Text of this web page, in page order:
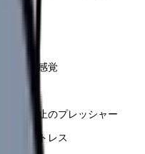
ない」感覚
労働
再発防止のプレッシャー
対人ストレス